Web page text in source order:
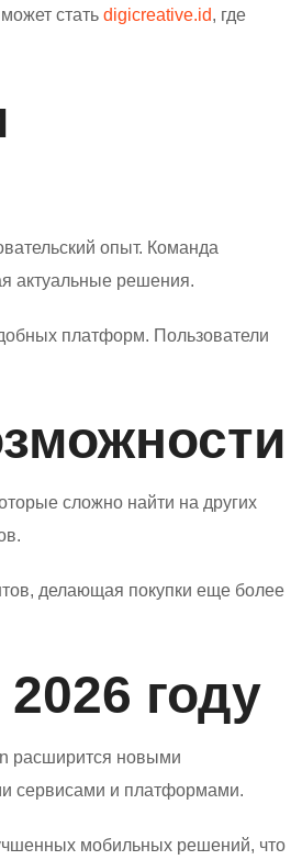
стать digicreative.id, где
опыт. Команда
актуальные решения.
платформ. Пользователи
сложно найти на других
делающая покупки еще более
году
расширится новыми
сервисами и платформами.
мобильных решений, что